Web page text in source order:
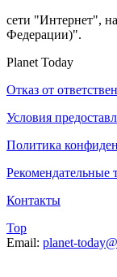
сети "Интернет",
Федерации)".
Planet Today
Отказ от
Условия
Политика
Рекомендательные
Контакты
Top
Email: planet-